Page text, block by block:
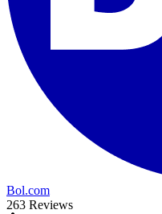
Bol.com
263 Reviews